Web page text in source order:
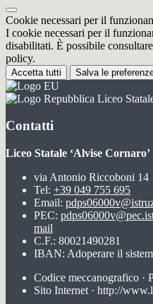
Cookie necessari per il
I cookie necessari per il
disabilitati. È possibile
policy.
Accetta tutti Salva le
Liceo
Contatti
Liceo Statale ‘Alvise Cornaro’
via Antonio Riccoboni 14
Tel: +39 049 755 695
Email:
PEC:
mail
C.F.: 80021490281
IBAN: Adoperare il
Codice meccanografico ·
Sito Internet · http://